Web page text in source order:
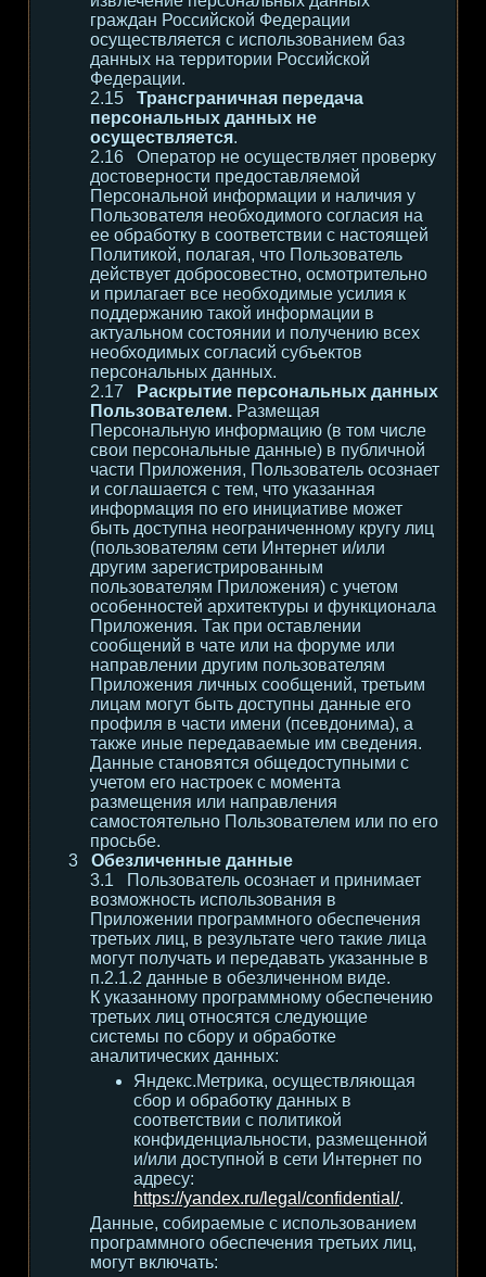
граждан Российской Федерации
осуществляется с использованием баз
данных на территории Российской
Федерации.
Трансграничная передача
персональных данных не
осуществляется.
Оператор не осуществляет проверку
достоверности предоставляемой
Персональной информации и наличия у
Пользователя необходимого согласия на
ее обработку в соответствии с настоящей
Политикой, полагая, что Пользователь
действует добросовестно, осмотрительно
и прилагает все необходимые усилия к
поддержанию такой информации в
актуальном состоянии и получению всех
необходимых согласий субъектов
персональных данных.
Раскрытие персональных данных
Пользователем. Размещая
Персональную информацию (в том числе
свои персональные данные) в публичной
части Приложения, Пользователь осознает
и соглашается с тем, что указанная
информация по его инициативе может
быть доступна неограниченному кругу лиц
(пользователям сети Интернет и/или
другим зарегистрированным
пользователям Приложения) с учетом
особенностей архитектуры и функционала
Приложения. Так при оставлении
сообщений в чате или на форуме или
направлении другим пользователям
Приложения личных сообщений, третьим
лицам могут быть доступны данные его
профиля в части имени (псевдонима), а
также иные передаваемые им сведения.
Данные становятся общедоступными с
учетом его настроек с момента
размещения или направления
самостоятельно Пользователем или по его
просьбе.
Обезличенные данные
Пользователь осознает и принимает
возможность использования в
Приложении программного обеспечения
третьих лиц, в результате чего такие лица
могут получать и передавать указанные в
п.2.1.2 данные в обезличенном виде.
К указанному программному обеспечению
третьих лиц относятся следующие
системы по сбору и обработке
аналитических данных:
Яндекс.Метрика, осуществляющая
сбор и обработку данных в
соответствии с политикой
конфиденциальности, размещенной
и/или доступной в сети Интернет по
адресу:
https://yandex.ru/legal/confidential/.
Данные, собираемые с использованием
программного обеспечения третьих лиц,
могут включать: